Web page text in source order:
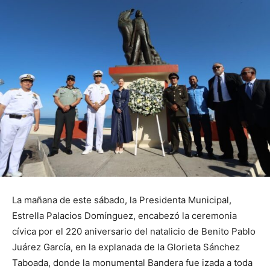
La mañana de este sábado, la Presidenta Municipal,
Estrella Palacios Domínguez, encabezó la ceremonia
cívica por el 220 aniversario del natalicio de Benito Pablo
Juárez García, en la explanada de la Glorieta Sánchez
Taboada, donde la monumental Bandera fue izada a toda